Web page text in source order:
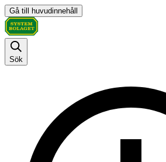
Gå till huvudinnehåll
Sök